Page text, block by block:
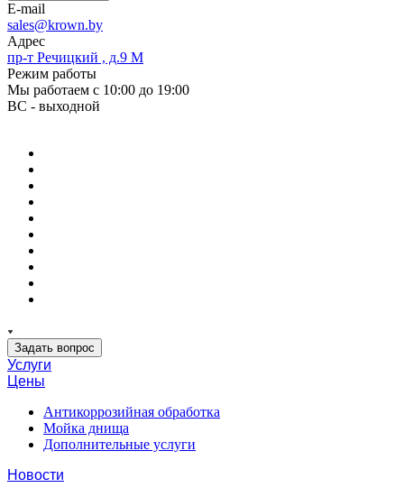
E-mail
sales@krown.by
Адрес
пр-т Речицкий , д.9 М
Режим работы
Мы работаем с 10:00 до 19:00
ВС - выходной
Задать вопрос
Услуги
Цены
Антикоррозийная обработка
Мойка днища
Дополнительные услуги
Новости